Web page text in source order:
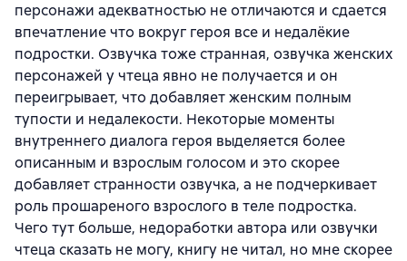
персонажи адекватностью не отличаются и сдается
впечатление что вокруг героя все и недалёкие
подростки. Озвучка тоже странная, озвучка женских
персонажей у чтеца явно не получается и он
переигрывает, что добавляет женским полным
тупости и недалекости. Некоторые моменты
внутреннего диалога героя выделяется более
описанным и взрослым голосом и это скорее
добавляет странности озвучка, а не подчеркивает
роль прошареного взрослого в теле подростка.
Чего тут больше, недоработки автора или озвучки
чтеца сказать не могу, книгу не читал, но мне скорее